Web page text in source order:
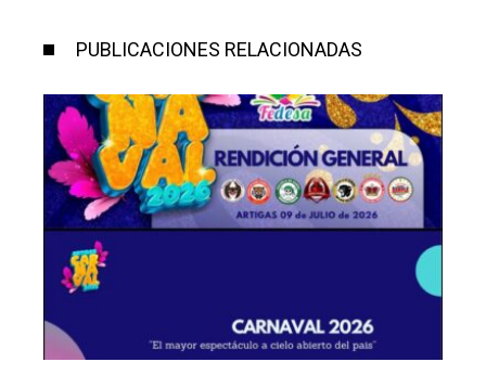
PUBLICACIONES RELACIONADAS